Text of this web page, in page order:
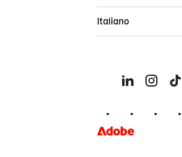
Italiano